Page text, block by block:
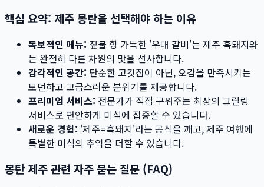
핵심 요약: 제주 몽탄을 선택해야 하는 이유
독보적인 메뉴: 짚불 향 가득한 '우대 갈비'는 제주 흑돼지와
는 완전히 다른 차원의 맛을 선사합니다.
감각적인 공간: 단순한 고깃집이 아닌, 오감을 만족시키는
모던하고 고급스러운 분위기를 제공합니다.
프리미엄 서비스: 전문가가 직접 구워주는 최상의 그릴링
서비스로 편안하게 미식에 집중할 수 있습니다.
새로운 경험: '제주=흑돼지'라는 공식을 깨고, 제주 여행에
특별한 미식의 추억을 더할 수 있습니다.
몽탄 제주 관련 자주 묻는 질문 (FAQ)